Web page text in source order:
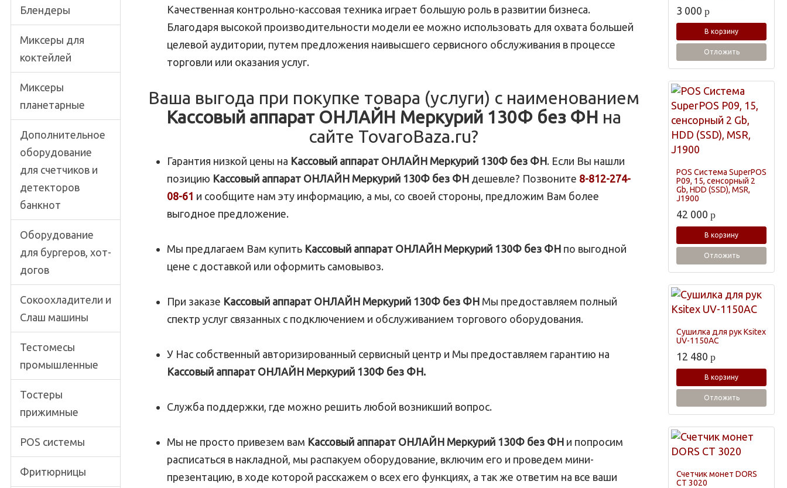
Блендеры
Миксеры для
коктейлей
Миксеры
планетарные
Дополнительное
оборудование
для счетчиков и
детекторов
банкнот
Оборудование
для бургеров, хот-
догов
Сокоохладители и
Слаш машины
Тестомесы
промышленные
Тостеры
прижимные
POS системы
Фритюрницы
Качественная контрольно-кассовая техника играет большую роль в развитии бизнеса.
Благодаря высокой производительности модели ее можно использовать для охвата большей
целевой аудитории, путем предложения наивысшего сервисного обслуживания в процессе
торговли или оказания услуг.
Ваша выгода при покупке товара (услуги) с наименованием
Кассовый аппарат ОНЛАЙН Меркурий 130Ф без ФН на
сайте TovaroBaza.ru?
Гарантия низкой цены на Кассовый аппарат ОНЛАЙН Меркурий 130Ф без ФН. Если Вы нашли
позицию Кассовый аппарат ОНЛАЙН Меркурий 130Ф без ФН дешевле? Позвоните 8-812-274-
08-61 и сообщите нам эту информацию, а мы, со своей стороны, предложим Вам более
выгодное предложение.
Мы предлагаем Вам купить Кассовый аппарат ОНЛАЙН Меркурий 130Ф без ФН по выгодной
цене с доставкой или оформить самовывоз.
При заказе Кассовый аппарат ОНЛАЙН Меркурий 130Ф без ФН Мы предоставляем полный
спектр услуг связанных с подключением и обслуживанием торгового оборудования.
У Нас собственный авторизированный сервисный центр и Мы предоставляем гарантию на
Кассовый аппарат ОНЛАЙН Меркурий 130Ф без ФН.
Служба поддержки, где можно решить любой возникший вопрос.
Мы не просто привезем вам Кассовый аппарат ОНЛАЙН Меркурий 130Ф без ФН и попросим
расписаться в накладной, мы распакуем оборудование, включим его и проведем мини-
презентацию, в ходе которой расскажем о всех его функциях, а так же ответим на все ваши
3 000 p
В корзину
Отложить
POS Система SuperPOS
P09, 15, сенсорный 2
Gb, HDD (SSD), MSR,
J1900
42 000 p
В корзину
Отложить
Сушилка для рук Ksitex
UV-1150AC
12 480 p
В корзину
Отложить
Счетчик монет DORS
CT 3020